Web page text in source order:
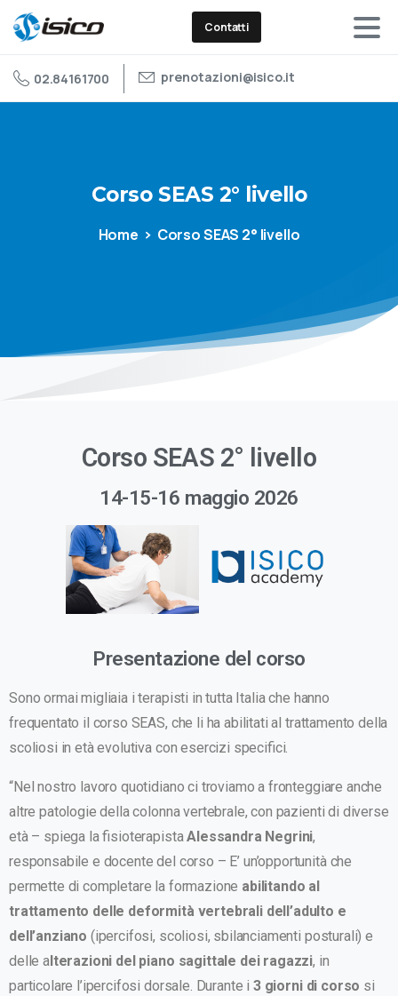
Contatti
02.84161700 prenotazioni@isico.it
Corso SEAS 2° livello
Home Corso SEAS 2° livello
Corso SEAS 2° livello
14-15-16 maggio 2026
Presentazione del corso
Sono ormai migliaia i terapisti in tutta Italia che hanno
frequentato il corso SEAS, che li ha abilitati al trattamento della
scoliosi in età evolutiva con esercizi specifici.
“Nel nostro lavoro quotidiano ci troviamo a fronteggiare anche
altre patologie della colonna vertebrale, con pazienti di diverse
età – spiega la fisioterapistaAlessandra Negrini,
responsabile e docente del corso – E’ un’opportunità che
permette di completare la formazione abilitando al
trattamento delle deformità vertebrali dell’adulto e
dell’anziano (ipercifosi, scoliosi, sbilanciamenti posturali) e
delle alterazioni del piano sagittale dei ragazzi, in
particolare l’ipercifosi dorsale. Durante i 3 giorni di corso si